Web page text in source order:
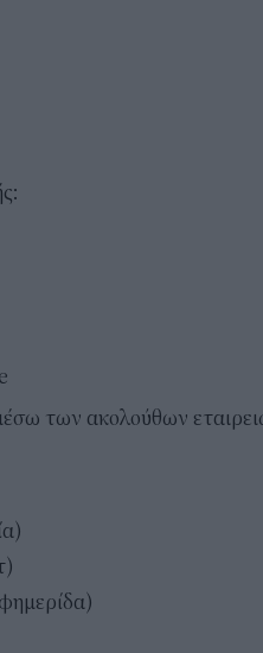
των ακολούθων